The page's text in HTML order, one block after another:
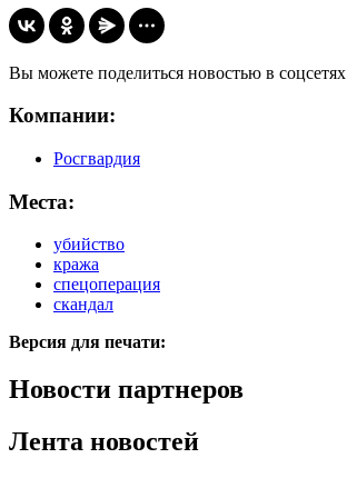
Вы можете поделиться новостью в соцсетях
Компании:
Росгвардия
Места:
убийство
кража
спецоперация
скандал
Версия для печати:
Новости партнеров
Лента новостей